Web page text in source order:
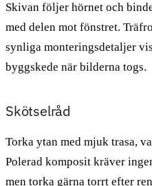
Skivan följer hörnet och
med delen mot fönstret.
synliga monteringsdetaljer
byggskede när bilderna togs.
Skötselråd
Torka ytan med mjuk trasa,
Polerad komposit kräver
men torka gärna torrt efter